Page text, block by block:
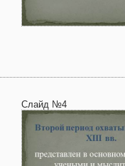
Слайд №4